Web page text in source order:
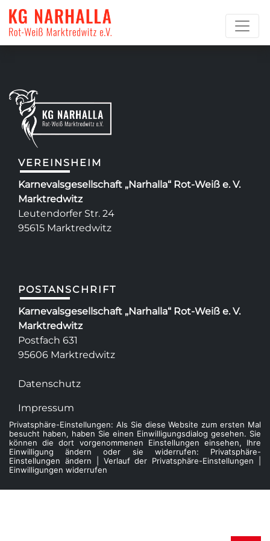
Sarah Schricker
VEREINSHEIM
Karnevalsgesellschaft „Narhalla“ Rot-Weiß e. V.
Marktredwitz
Leutendorfer Str. 24
95615 Marktredwitz
POSTANSCHRIFT
Karnevalsgesellschaft „Narhalla“ Rot-Weiß e. V.
Marktredwitz
Postfach 631
95606 Marktredwitz
Datenschutz
Impressum
Privatsphäre-Einstellungen: Als Sie diese Website zum ersten Mal
besucht haben, haben Sie einen Einwilligungsdialog gesehen. Sie
können die dort vorgenommenen Einstellungen einsehen, Ihre
Einwilligung ändern oder sie widerrufen: Privatsphäre-
Einstellungen ändern
Verlauf der Privatsphäre-Einstellungen
Einwilligungen widerrufen